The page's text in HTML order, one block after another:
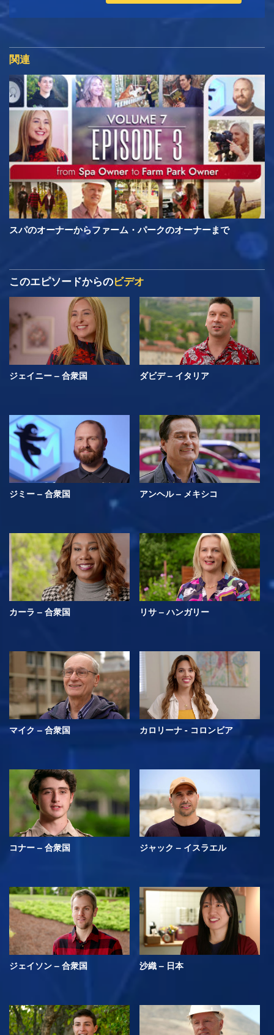
関連
スパのオーナーからファーム・パークのオーナーまで
このエピソードからのビデオ
ジェイニー – 合衆国 ダビデ – イタリア
ジミー – 合衆国 アンヘル – メキシコ
カーラ – 合衆国 リサ – ハンガリー
マイク – 合衆国 カロリーナ - コロンビア
コナー – 合衆国 ジャック – イスラエル
ジェイソン – 合衆国 沙織 – 日本